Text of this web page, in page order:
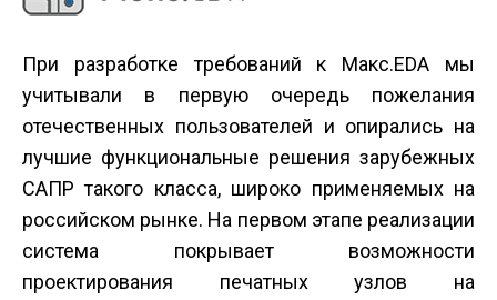
При разработке требований к Макс.EDA мы
учитывали в первую очередь пожелания
отечественных пользователей и опирались на
лучшие функциональные решения зарубежных
САПР такого класса, широко применяемых на
российском рынке. На первом этапе реализации
система покрывает возможности
проектирования печатных узлов на